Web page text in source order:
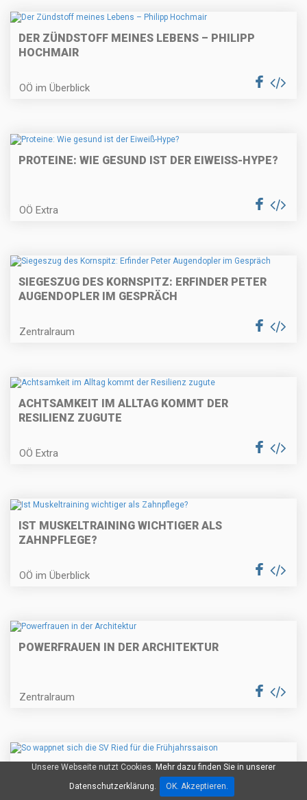
DER ZÜNDSTOFF MEINES LEBENS – PHILIPP
HOCHMAIR
OÖ im Überblick
PROTEINE: WIE GESUND IST DER EIWEISS-HYPE?
OÖ Extra
SIEGESZUG DES KORNSPITZ: ERFINDER PETER
AUGENDOPLER IM GESPRÄCH
Zentralraum
ACHTSAMKEIT IM ALLTAG KOMMT DER
RESILIENZ ZUGUTE
OÖ Extra
IST MUSKELTRAINING WICHTIGER ALS
ZAHNPFLEGE?
OÖ im Überblick
POWERFRAUEN IN DER ARCHITEKTUR
Zentralraum
SO WAPPNET SICH DIE SV RIED FÜR DIE
FRÜHJAHRSSAISON
Unsere Webseite nutzt Cookies. Mehr dazu finden Sie in unserer
Datenschutzerklärung.
OK. Akzeptieren.